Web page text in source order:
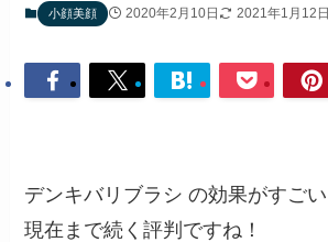
小顔美顔 2020年2月10日 2021年1月12日
デンキバリブラシ の効果がすご
現在まで続く評判ですね！